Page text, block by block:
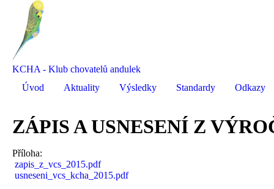
KCHA - Klub chovatelů andulek
Úvod
Aktuality Výsledky Standardy Odkazy
ZÁPIS A USNESENÍ Z
Příloha:
zapis_z_vcs_2015.pdf
usneseni_vcs_kcha_2015.pdf